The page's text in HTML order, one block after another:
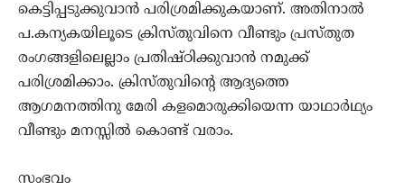
കെട്ടിപ്പടുക്കുവാന്‍ പരിശ്രമിക്കുകയാണ്. അതിനാല്‍
പ.കന്യകയിലൂടെ ക്രിസ്തുവിനെ വീണ്ടും പ്രസ്തുത
രംഗങ്ങളിലെല്ലാം പ്രതിഷ്ഠിക്കുവാന്‍ നമുക്ക്
പരിശ്രമിക്കാം. ക്രിസ്തുവിന്‍റെ ആദ്യത്തെ
ആഗമനത്തിനു മേരി കളമൊരുക്കിയെന്ന യാഥാർഥ്യം
വീണ്ടും മനസ്സിൽ കൊണ്ട് വരാം.
സംഭവം